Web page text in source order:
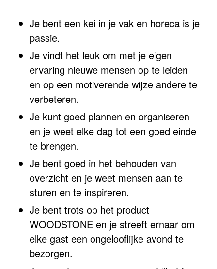
Je bent een kei in je vak en horeca is je
passie.
Je vindt het leuk om met je eigen
ervaring nieuwe mensen op te leiden
en op een motiverende wijze andere te
verbeteren.
Je kunt goed plannen en organiseren
en je weet elke dag tot een goed einde
te brengen.
Je bent goed in het behouden van
overzicht en je weet mensen aan te
sturen en te inspireren.
Je bent trots op het product
WOODSTONE en je streeft ernaar om
elke gast een ongelooflijke avond te
bezorgen.